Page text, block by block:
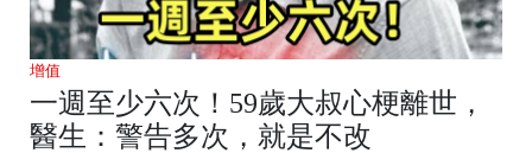
增值
一週至少六次！59歲大叔心梗離世，
醫生：警告多次，就是不改